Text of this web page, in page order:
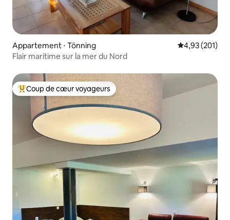
Appartement ⋅ Tönning Évaluation
4,93 (201)
Flair maritime sur la mer du Nord
Coups de cœur voyageurs les plus appréciés
Coup de cœur voyageurs